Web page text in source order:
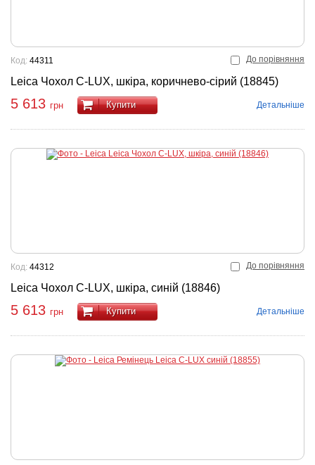
До порівняння
Leica Чохол C-LUX, шкіра, коричнево-сірий (18845)
Код: 44311
5 613 грн Купити Детальніше
До порівняння
Leica Чохол C-LUX, шкіра, синій (18846)
Код: 44312
5 613 грн Купити Детальніше